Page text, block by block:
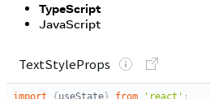
TypeScript
JavaScript